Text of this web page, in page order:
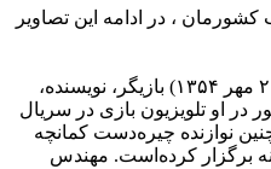
کشورمان ، در ادامه این تصاویر
سیدافشین هاشمی‌مرغزار (زاده ۲۰ مهر ۱۳۵۴) بازیگر، نویسنده،
در او تلویزیون بازی در سریال
وی هم چنین نوازنده چیره‌دست کمانچه
برگزار کرده‌است. مهندس